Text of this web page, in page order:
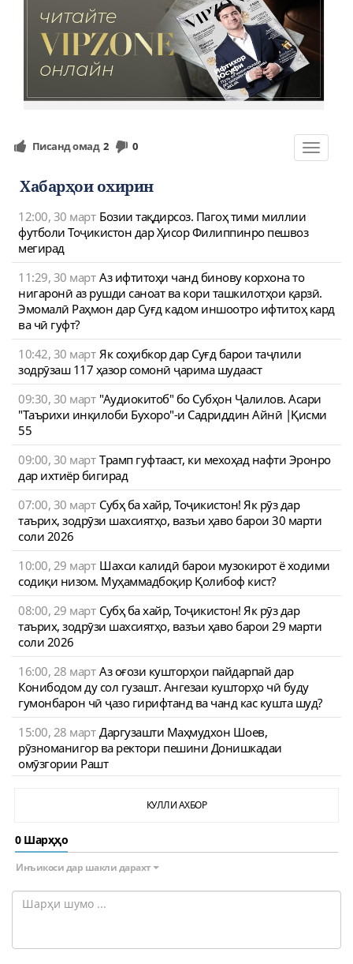
Toggle
Писанд омад 2 0
Хабарҳои охирин
12:00, 30 март Бозии тақдирсоз. Пагоҳ тими миллии
футболи Тоҷикистон дар Ҳисор Филиппинро пешвоз
мегирад
11:29, 30 март Аз ифтитоҳи чанд бинову корхона то
нигаронӣ аз рушди саноат ва кори ташкилотҳои қарзӣ.
Эмомалӣ Раҳмон дар Суғд кадом иншоотро ифтитоҳ кард
ва чӣ гуфт?
10:42, 30 март Як соҳибкор дар Суғд барои таҷлили
зодрӯзаш 117 ҳазор сомонӣ ҷарима шудааст
09:30, 30 март "Аудиокитоб" бо Субҳон Ҷалилов. Асари
"Таърихи инқилоби Бухоро"-и Садриддин Айнӣ |Қисми
55
09:00, 30 март Трамп гуфтааст, ки мехоҳад нафти Эронро
дар ихтиёр бигирад
07:00, 30 март Субҳ ба хайр, Тоҷикистон! Як рӯз дар
таърих, зодрӯзи шахсиятҳо, вазъи ҳаво барои 30 марти
соли 2026
10:00, 29 март Шахси калидӣ барои музокирот ё ходими
содиқи низом. Муҳаммадбоқир Қолибоф кист?
08:00, 29 март Субҳ ба хайр, Тоҷикистон! Як рӯз дар
таърих, зодрӯзи шахсиятҳо, вазъи ҳаво барои 29 марти
соли 2026
16:00, 28 март Аз оғози кушторҳои пайдарпай дар
Конибодом ду сол гузашт. Ангезаи кушторҳо чӣ буду
гумонбарон чӣ ҷазо гирифтанд ва чанд кас кушта шуд?
15:00, 28 март Даргузашти Маҳмудхон Шоев,
рӯзноманигор ва ректори пешини Донишкадаи
омӯзгории Рашт
КУЛЛИ АХБОР
0 Шарҳҳо
Инъикоси дар шакли дарахт